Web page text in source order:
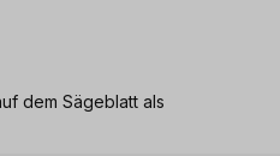
dem Sägeblatt als